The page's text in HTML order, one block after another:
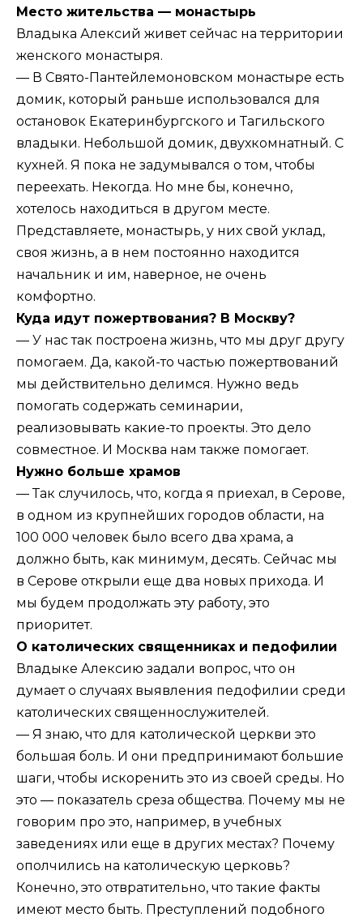
Место жительства — монастырь
Владыка Алексий живет сейчас на территории
женского монастыря.
— В Свято-Пантейлемоновском монастыре есть
домик, который раньше использовался для
остановок Екатеринбургского и Тагильского
владыки. Небольшой домик, двухкомнатный. С
кухней. Я пока не задумывался о том, чтобы
переехать. Некогда. Но мне бы, конечно,
хотелось находиться в другом месте.
Представляете, монастырь, у них свой уклад,
своя жизнь, а в нем постоянно находится
начальник и им, наверное, не очень
комфортно.
Куда идут пожертвования? В Москву?
— У нас так построена жизнь, что мы друг другу
помогаем. Да, какой-то частью пожертвований
мы действительно делимся. Нужно ведь
помогать содержать семинарии,
реализовывать какие-то проекты. Это дело
совместное. И Москва нам также помогает.
Нужно больше храмов
— Так случилось, что, когда я приехал, в Серове,
в одном из крупнейших городов области, на
100 000 человек было всего два храма, а
должно быть, как минимум, десять. Сейчас мы
в Серове открыли еще два новых прихода. И
мы будем продолжать эту работу, это
приоритет.
О католических священниках и педофилии
Владыке Алексию задали вопрос, что он
думает о случаях выявления педофилии среди
католических священнослужителей.
— Я знаю, что для католической церкви это
большая боль. И они предпринимают большие
шаги, чтобы искоренить это из своей среды. Но
это — показатель среза общества. Почему мы не
говорим про это, например, в учебных
заведениях или еще в других местах? Почему
ополчились на католическую церковь?
Конечно, это отвратительно, что такие факты
имеют место быть. Преступлений подобного